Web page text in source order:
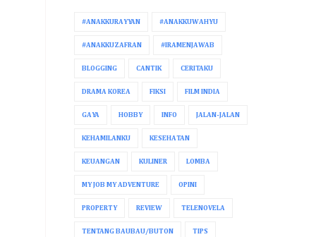
#ANAKKURAYYAN #ANAKKUWAHYU
#ANAKKUZAFRAN #IRAMENJAWAB
BLOGGING CANTIK CERITAKU
DRAMA KOREA FIKSI FILM INDIA
GAYA HOBBY INFO JALAN-JALAN
KEHAMILANKU KESEHATAN
KEUANGAN KULINER LOMBA
MY JOB MY ADVENTURE OPINI
PROPERTY REVIEW TELENOVELA
TENTANG BAUBAU/BUTON TIPS